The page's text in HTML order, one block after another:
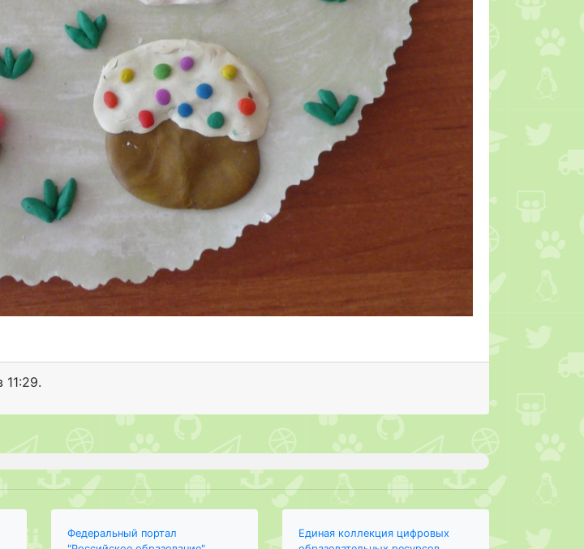
11:29.
Федеральный портал
Единая коллекция цифровых